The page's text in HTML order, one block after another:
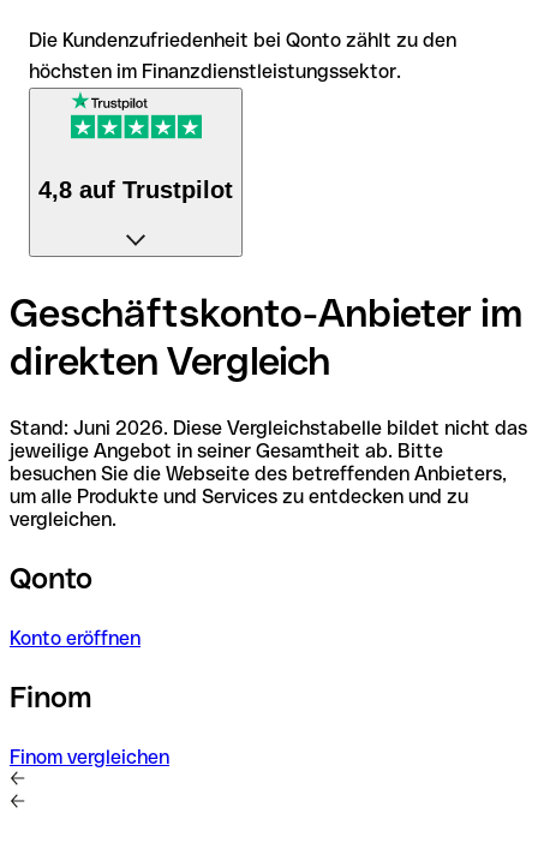
Die Kundenzufriedenheit bei Qonto zählt zu den
höchsten im Finanzdienstleistungssektor.
4,8 auf Trustpilot
höchsten im Finanzdienstleistungssektor.
Geschäftskonto-Anbieter im
direkten Vergleich
Stand: Juni 2026. Diese Vergleichstabelle bildet nicht das
jeweilige Angebot in seiner Gesamtheit ab. Bitte
besuchen Sie die Webseite des betreffenden Anbieters,
um alle Produkte und Services zu entdecken und zu
vergleichen.
Qonto
Konto eröffnen
Finom
Finom vergleichen